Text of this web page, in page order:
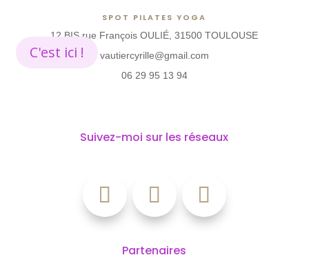
SPOT PILATES YOGA
12 BIS rue François OULIÉ, 31500 TOULOUSE
vautiercyrille@gmail.com
06 29 95 13 94
C'est ici !
Suivez-moi sur les réseaux
Partenaires